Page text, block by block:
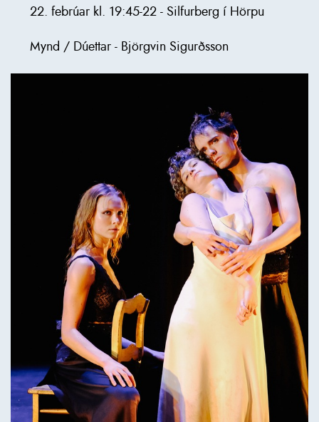
22. febrúar kl. 19:45-22 - Silfurberg í Hörpu
Mynd / Dúettar - Björgvin Sigurðsson